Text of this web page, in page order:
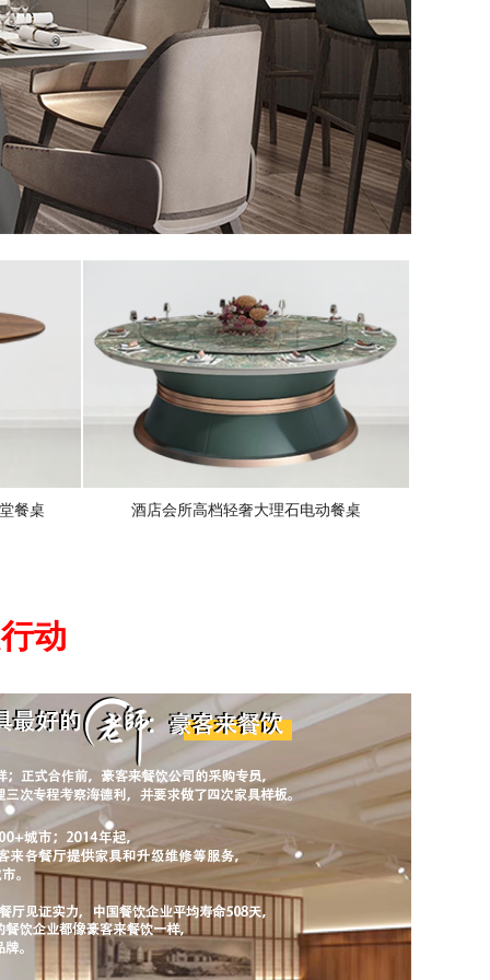
餐桌 酒店会所高档轻奢大理石电动餐桌
动